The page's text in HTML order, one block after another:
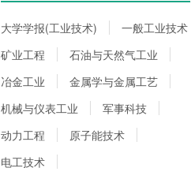
大学学报(工业技术)
一般工业技术
矿业工程
石油与天然气工业
冶金工业
金属学与金属工艺
机械与仪表工业
军事科技
动力工程
原子能技术
电工技术